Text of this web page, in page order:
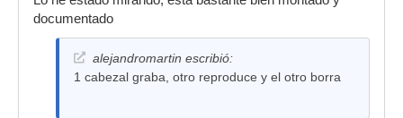
documentado
alejandromartin escribió:
1 cabezal graba, otro reproduce y el otro borra